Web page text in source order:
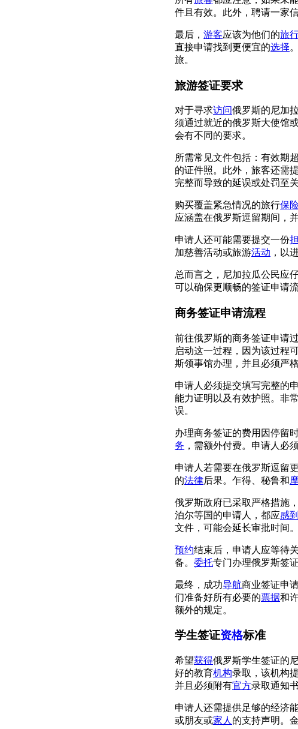
件且有效。此外，聘请一家
最后， 游客应该为他们的旅
直接申请找到更便宜的选择
旅。
旅游签证要求
对于寻求访问俄罗斯的尼加
须通过就近的俄罗斯大使馆
会有不同的要求。
所需常见文件包括：有效期
的证件照。此外，旅客还需
完整而导致的延误或处罚至关
购买覆盖紧急情况的旅行保
应涵盖在俄罗斯逗留期间，
申请人还可能需要提交一份
加慈善活动或旅游活动 ，以
总而言之，尼加拉瓜公民应
可以确保更顺畅的签证申请
商务签证申请流程
前往俄罗斯的商务签证申请
启动这一过程，因为该过程
斯领事馆办理，并且必须严格
申请人必须提交填写完整的
能力证明以及有效护照。非
误。
办理商务签证的费用因停留
务 ，需额外付费。申请人必
申请人若需要在俄罗斯逗留
的法律后果。乍得、秘鲁和
俄罗斯政府已采取严格措施
泊尔等国的申请人，都应感到
文件，可能会延长审批时间。
预约结束后，申请人应等待
备。 委托专门办理俄罗斯签
最终，成功导航商业签证申
们准备好所有必要的票据和
额外的规定。
学生签证资格标准
希望获得俄罗斯学生签证的
好的教育机构录取，该机构
并且必须附有官方录取通知书
申请人还需提供足够的经济
或朋友或家人 的支持声明。